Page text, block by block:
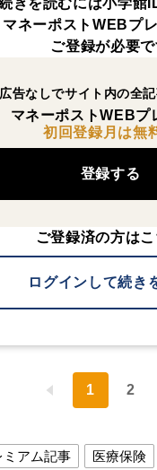
きを読むには小学館
マネーポストWEBプ
ご登録が必要
広告なしでサイト内の全
マネーポストWEBプ
初回登録月は無
登録する
ご登録済の方はこ
ログインして続き
1 2
ミアム記事 医療保険